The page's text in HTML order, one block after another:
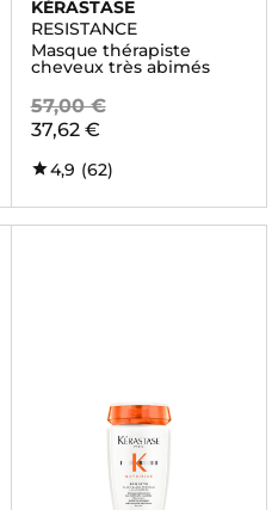
KÉRASTASE
RESISTANCE
Masque thérapiste
cheveux très abimés
57,00 €
37,62 €
4,9 (62)